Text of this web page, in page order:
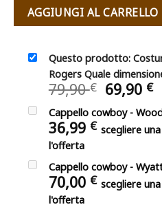
prezzo
originale
69,90 €.
prezzo
AGGIUNGI AL CARRELLO
Questo prodotto:
Rogers Quale
79,90€ Il
prezzo
era:
69,90 €Il
Cappello cowboy -
36,99 €Il
prezzo
è:
36,99 €.
scegliere
l'offerta
Cappello cowboy -
70,00 €Il
prezzo
scegliere
l'offerta